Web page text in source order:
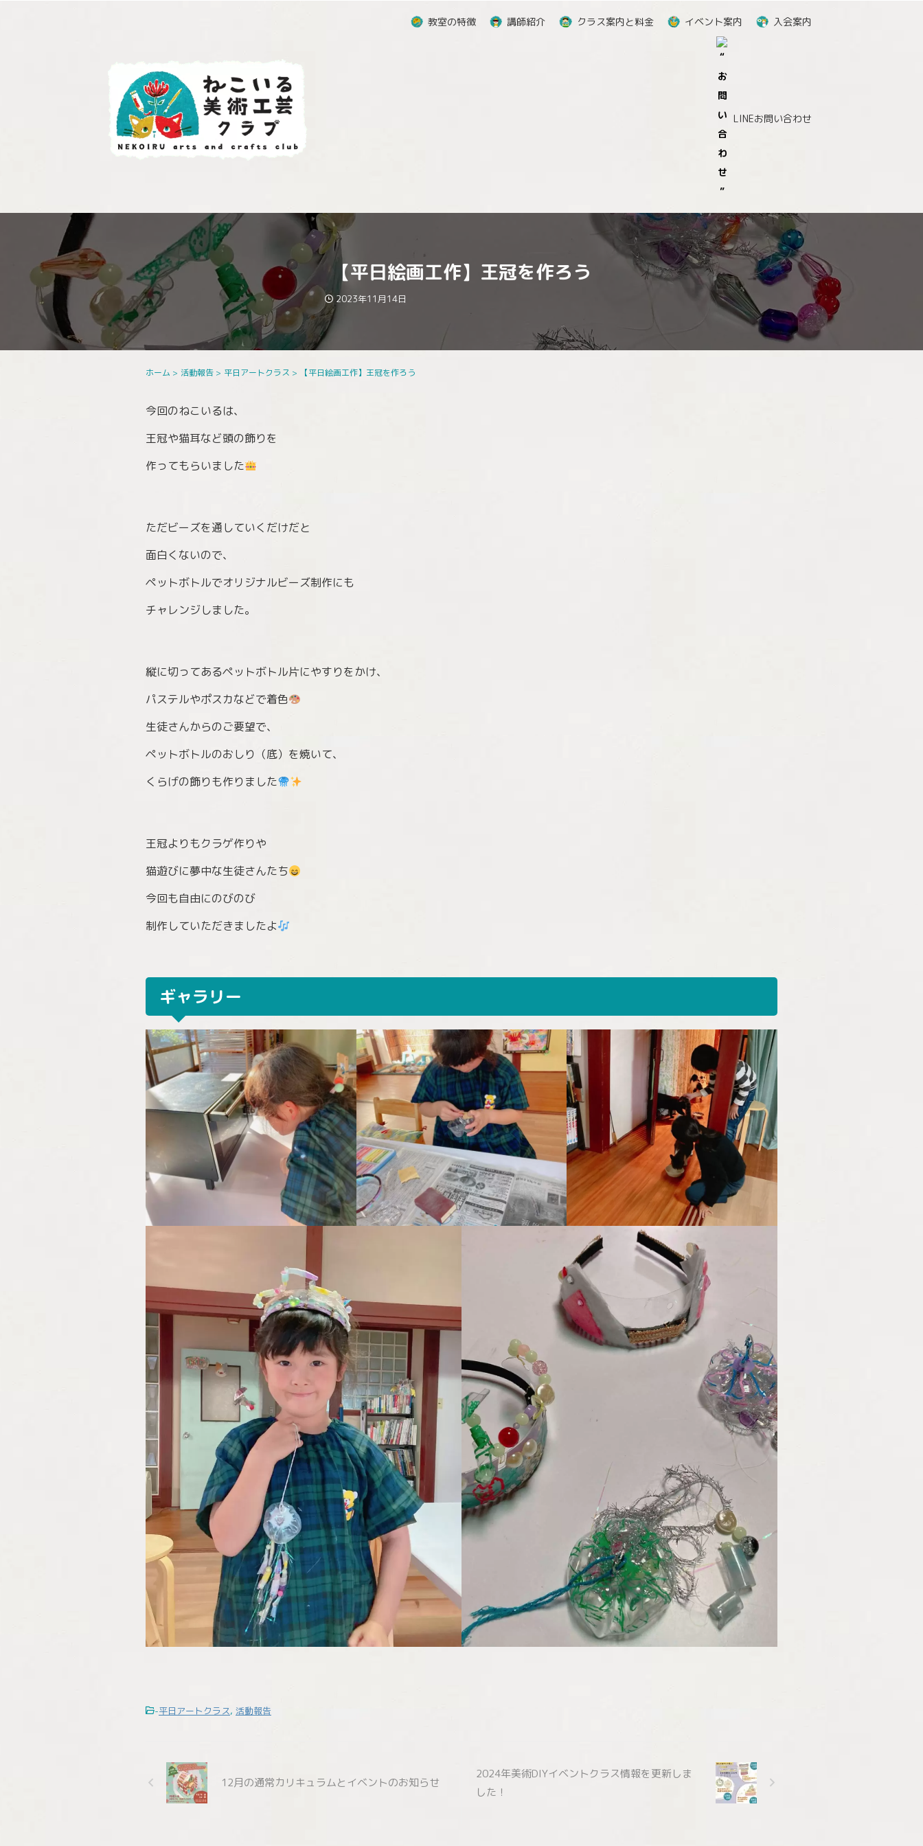
教室の特徴 講師紹介 クラス案内と料金 イベント案内 入会案内
LINEお問い合わせ
【平日絵画工作】王冠を作ろう
2023年11月14日
ホーム > 活動報告 > 平日アートクラス > 【平日絵画工作】王冠を作ろう
今回のねこいるは、
王冠や猫耳など頭の飾りを
作ってもらいました
ただビーズを通していくだけだと
面白くないので、
ペットボトルでオリジナルビーズ制作にも
チャレンジしました。
縦に切ってあるペットボトル片にやすりをかけ、
パステルやポスカなどで着色
生徒さんからのご要望で、
ペットボトルのおしり（底）を焼いて、
くらげの飾りも作りました
王冠よりもクラゲ作りや
猫遊びに夢中な生徒さんたち
今回も自由にのびのび
制作していただきましたよ
ギャラリー
-平日アートクラス, 活動報告
12月の通常カリキュラムとイベントのお知らせ
2024年美術DIYイベントクラス情報を更新しま
した！